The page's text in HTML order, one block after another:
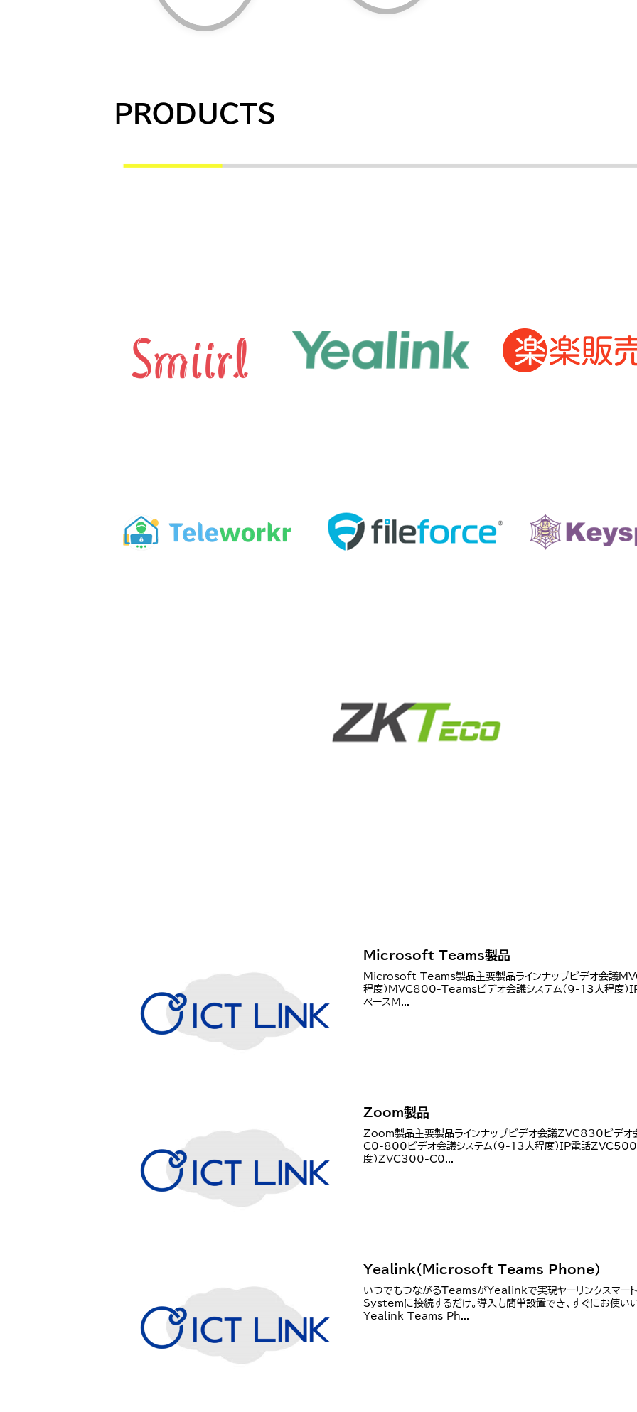
PRODUCTS
Microsoft Teams製品
Microsoft Teams製品主要製品ラインナップビデオ会議
程度)MVC800-Teamsビデオ会議システム(9-13人程度)IP
ペースM...
Zoom製品
Zoom製品主要製品ラインナップビデオ会議ZVC830ビ
C0-800ビデオ会議システム(9-13人程度)IP電話
度)ZVC300-C0...
Yealink（Microsoft Teams Phone）
いつでもつながるTeamsがYealinkで実現ヤーリンクスマ
Systemに接続するだけ。導入も簡単設置でき、すぐにお使い
Yealink Teams Ph...